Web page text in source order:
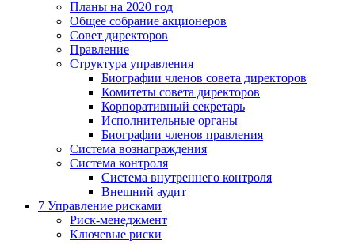
Планы на 2020 год
Общее собрание акционеров
Совет директоров
Правление
Структура управления
Биографии членов совета директоров
Комитеты совета директоров
Корпоративный секретарь
Исполнительные органы
Биографии членов правления
Система вознаграждения
Система контроля
Система внутреннего контроля
Внешний аудит
7 Управление рисками
Риск-менеджмент
Ключевые риски